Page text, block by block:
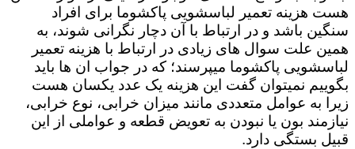
هست هزینه تعمیر لباسشویی پاکشوما برای افراد
سنگین باشد و در ارتباط با آن دچار نگرانی شوند، به
همین علت سوال های زیادی در ارتباط با هزینه تعمیر
لباسشویی پاکشوما میپرسند؛ که در جواب ان ها باید
بگوییم نمیتوان گفت این هزینه یک عدد یکسان هست
زیرا به عوامل متعددی مانند میزان خرابی، نوع خرابی،
نیازمند بون یا نبودن به تعویض قطعه و عواملی از این
قبیل بستگی دارد.